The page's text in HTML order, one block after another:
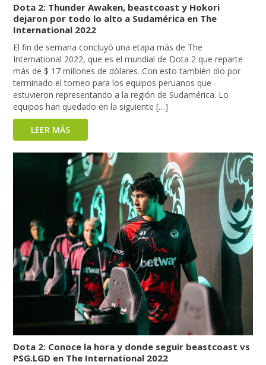
Dota 2: Thunder Awaken, beastcoast y Hokori
dejaron por todo lo alto a Sudamérica en The
International 2022
El fin de semana concluyó una etapa más de The
International 2022, que es el mundial de Dota 2 que reparte
más de $ 17 millones de dólares. Con esto también dio por
terminado el torneo para los equipos peruanos que
estuvieron representando a la región de Sudamérica. Lo
equipos han quedado en la siguiente […]
LEER MÁS
Dota 2: Conoce la hora y donde seguir beastcoast vs
PSG.LGD en The International 2022